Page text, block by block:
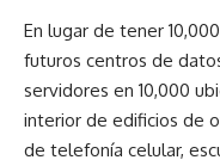
En lugar de tener
futuros centros de
servidores en 10,000
interior de edificios de
de telefonía celular,